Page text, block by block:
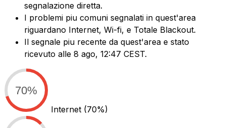
segnalazione diretta.
I problemi piu comuni segnalati in quest'area
riguardano Internet, Wi-fi, e Totale Blackout.
Il segnale piu recente da quest'area e stato
ricevuto alle 8 ago, 12:47 CEST.
70%
Internet (70%)